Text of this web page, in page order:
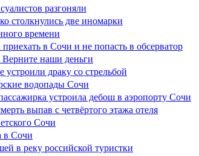
разгоняли
столкнулись две иномарки
времени
в Сочи и не попасть в обсерватор
наши деньги
устроили драку со стрельбой
водопады Сочи
устроила дебош в аэропорту Сочи
выпав с четвёртого этажа отеля
Сочи
в Сочи
в реку российской туристки